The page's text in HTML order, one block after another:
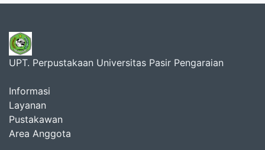
UPT. Perpustakaan Universitas Pasir Pengaraian
Informasi
Layanan
Pustakawan
Area Anggota